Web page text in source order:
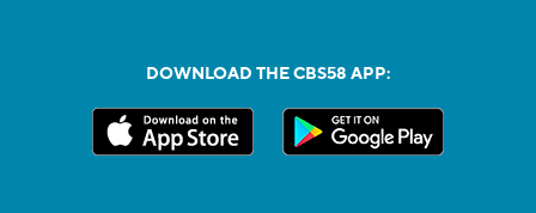
DOWNLOAD THE CBS58 APP: